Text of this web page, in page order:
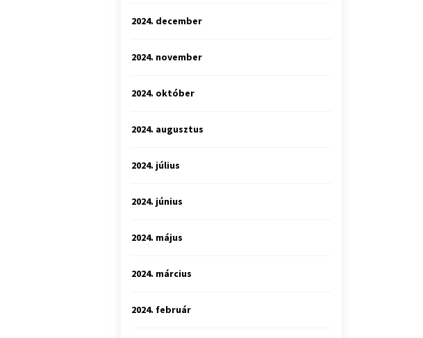
2024. december
2024. november
2024. október
2024. augusztus
2024. július
2024. június
2024. május
2024. március
2024. február